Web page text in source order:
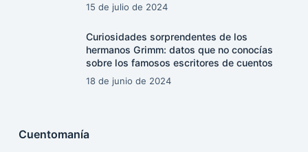
15 de julio de 2024
Curiosidades sorprendentes de los
hermanos Grimm: datos que no conocías
sobre los famosos escritores de cuentos
18 de junio de 2024
Cuentomanía